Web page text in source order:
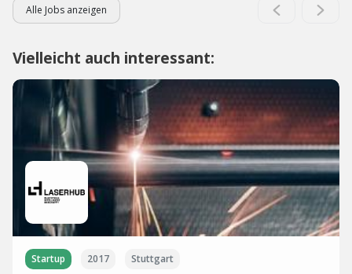
Alle Jobs anzeigen
Vielleicht auch interessant:
Startup 2017 Stuttgart